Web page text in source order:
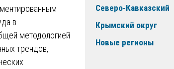
в
методологией
трендов,
Северо-Кавказский
Крымский округ
Новые регионы